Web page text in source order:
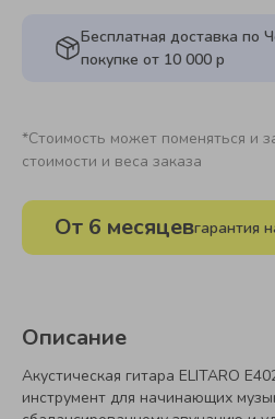
Бесплатная доставка по
покупке от 10 000 р
*Стоимость может поменяться и
стоимости и веса заказа
От 6 месяцевгарантия
Описание
Акустическая гитара ELITARO
инструмент для начинающих